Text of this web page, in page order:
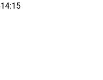
14:15